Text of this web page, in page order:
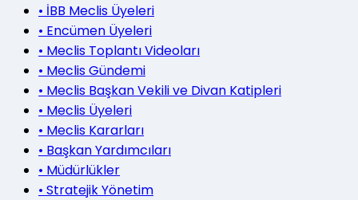
• İBB Meclis Üyeleri
• Encümen Üyeleri
• Meclis Toplantı Videoları
• Meclis Gündemi
• Meclis Başkan Vekili ve Divan Katipleri
• Meclis Üyeleri
• Meclis Kararları
• Başkan Yardımcıları
• Müdürlükler
• Stratejik Yönetim